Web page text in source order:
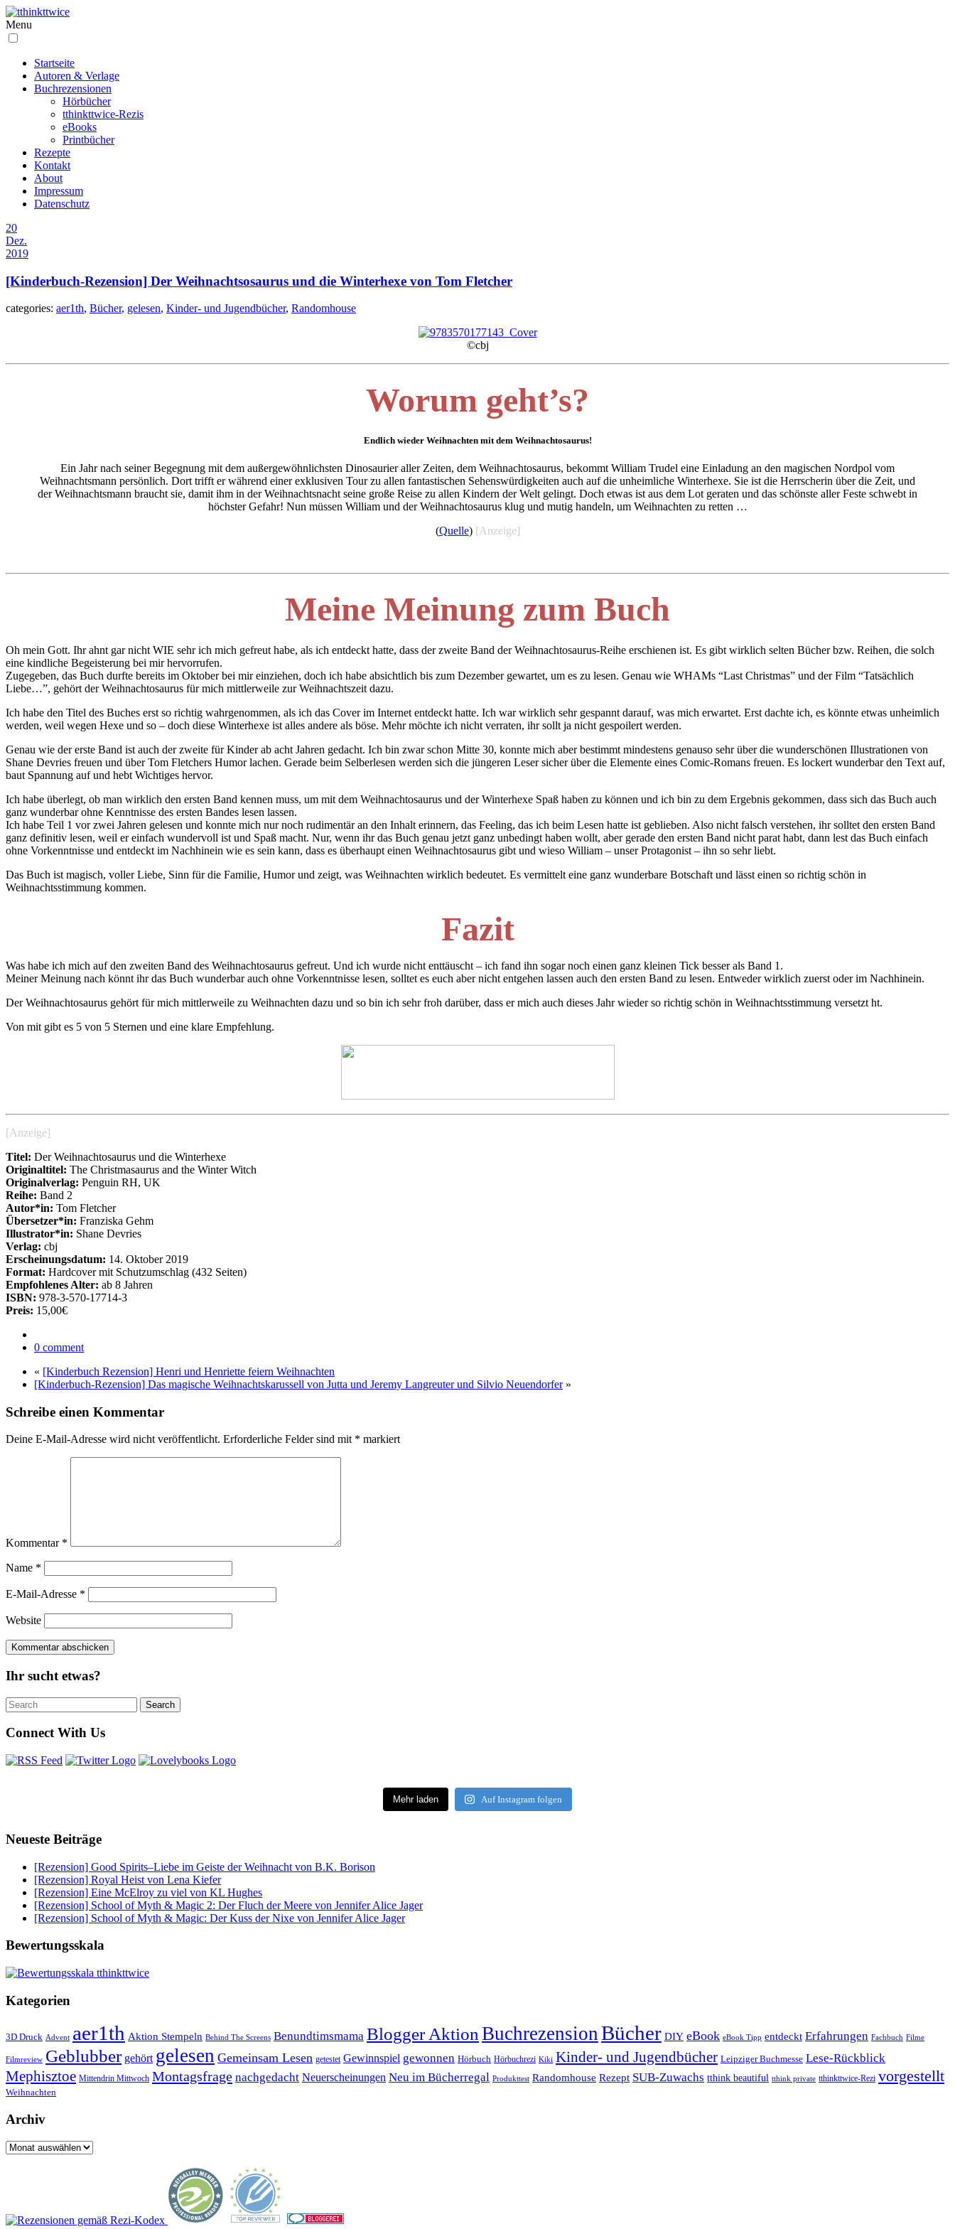
Menu
Startseite
Autoren & Verlage
Buchrezensionen
Hörbücher
tthinkttwice-Rezis
eBooks
Printbücher
Rezepte
Kontakt
About
Impressum
Datenschutz
20
Dez.
2019
[Kinderbuch-Rezension] Der Weihnachtsosaurus und die Winterhexe von Tom Fletcher
categories: aer1th, Bücher, gelesen, Kinder- und Jugendbücher, Randomhouse
©cbj
Worum geht’s?
Endlich wieder Weihnachten mit dem Weihnachtosaurus!
Ein Jahr nach seiner Begegnung mit dem außergewöhnlichsten Dinosaurier aller Zeiten, dem Weihnachtosaurus, bekommt William Trudel eine Einladung an den magischen Nordpol vom
Weihnachtsmann persönlich. Dort trifft er während einer exklusiven Tour zu allen fantastischen Sehenswürdigkeiten auch auf die unheimliche Winterhexe. Sie ist die Herrscherin über die Zeit, und
der Weihnachtsmann braucht sie, damit ihm in der Weihnachtsnacht seine große Reise zu allen Kindern der Welt gelingt. Doch etwas ist aus dem Lot geraten und das schönste aller Feste schwebt in
höchster Gefahr! Nun müssen William und der Weihnachtosaurus klug und mutig handeln, um Weihnachten zu retten …
(Quelle) [Anzeige]
Meine Meinung zum Buch
Oh mein Gott. Ihr ahnt gar nicht WIE sehr ich mich gefreut habe, als ich entdeckt hatte, dass der zweite Band der Weihnachtosaurus-Reihe erschienen ist. Es gibt wirklich selten Bücher bzw. Reihen, die solch
eine kindliche Begeisterung bei mir hervorrufen.
Zugegeben, das Buch durfte bereits im Oktober bei mir einziehen, doch ich habe absichtlich bis zum Dezember gewartet, um es zu lesen. Genau wie WHAMs “Last Christmas” und der Film “Tatsächlich
Liebe…”, gehört der Weihnachtosaurus für mich mittlerweile zur Weihnachtszeit dazu.
Ich habe den Titel des Buches erst so richtig wahrgenommen, als ich das Cover im Internet entdeckt hatte. Ich war wirklich sehr gespannt darauf, was mich erwartet. Erst dachte ich, es könnte etwas unheimlich
werden, weil wegen Hexe und so – doch diese Winterhexe ist alles andere als böse. Mehr möchte ich nicht verraten, ihr sollt ja nicht gespoilert werden.
Genau wie der erste Band ist auch der zweite für Kinder ab acht Jahren gedacht. Ich bin zwar schon Mitte 30, konnte mich aber bestimmt mindestens genauso sehr über die wunderschönen Illustrationen von
Shane Devries freuen und über Tom Fletchers Humor lachen. Gerade beim Selberlesen werden sich die jüngeren Leser sicher über die Elemente eines Comic-Romans freuen. Es lockert wunderbar den Text auf,
baut Spannung auf und hebt Wichtiges hervor.
Ich habe überlegt, ob man wirklich den ersten Band kennen muss, um mit dem Weihnachtosaurus und der Winterhexe Spaß haben zu können und ich bin zu dem Ergebnis gekommen, dass sich das Buch auch
ganz wunderbar ohne Kenntnisse des ersten Bandes lesen lassen.
Ich habe Teil 1 vor zwei Jahren gelesen und konnte mich nur noch rudimentär an den Inhalt erinnern, das Feeling, das ich beim Lesen hatte ist geblieben. Also nicht falsch verstehen, ihr solltet den ersten Band
ganz definitiv lesen, weil er einfach wundervoll ist und Spaß macht. Nur, wenn ihr das Buch genau jetzt ganz unbedingt haben wollt, aber gerade den ersten Band nicht parat habt, dann lest das Buch einfach
ohne Vorkenntnisse und entdeckt im Nachhinein wie es sein kann, dass es überhaupt einen Weihnachtosaurus gibt und wieso William – unser Protagonist – ihn so sehr liebt.
Das Buch ist magisch, voller Liebe, Sinn für die Familie, Humor und zeigt, was Weihnachten wirklich bedeutet. Es vermittelt eine ganz wunderbare Botschaft und lässt einen so richtig schön in
Weihnachtsstimmung kommen.
Fazit
Was habe ich mich auf den zweiten Band des Weihnachtosaurus gefreut. Und ich wurde nicht enttäuscht – ich fand ihn sogar noch einen ganz kleinen Tick besser als Band 1.
Meiner Meinung nach könnt ihr das Buch wunderbar auch ohne Vorkenntnisse lesen, solltet es euch aber nicht entgehen lassen auch den ersten Band zu lesen. Entweder wirklich zuerst oder im Nachhinein.
Der Weihnachtosaurus gehört für mich mittlerweile zu Weihnachten dazu und so bin ich sehr froh darüber, dass er mich auch dieses Jahr wieder so richtig schön in Weihnachtsstimmung versetzt ht.
Von mit gibt es 5 von 5 Sternen und eine klare Empfehlung.
[Anzeige]
Titel: Der Weihnachtosaurus und die Winterhexe
Originaltitel: The Christmasaurus and the Winter Witch
Originalverlag: Penguin RH, UK
Reihe: Band 2
Autor*in: Tom Fletcher
Übersetzer*in: Franziska Gehm
Illustrator*in: Shane Devries
Verlag: cbj
Erscheinungsdatum: 14. Oktober 2019
Format: Hardcover mit Schutzumschlag (432 Seiten)
Empfohlenes Alter: ab 8 Jahren
ISBN: 978-3-570-17714-3
Preis: 15,00€
0 comment
« [Kinderbuch Rezension] Henri und Henriette feiern Weihnachten
[Kinderbuch-Rezension] Das magische Weihnachtskarussell von Jutta und Jeremy Langreuter und Silvio Neuendorfer»
Schreibe einen Kommentar
Deine E-Mail-Adresse wird nicht veröffentlicht. Erforderliche Felder sind mit * markiert
Kommentar *
Name *
E-Mail-Adresse *
Website
Ihr sucht etwas?
Search
for:
Search
Connect With Us
Mehr laden Auf Instagram folgen
Neueste Beiträge
[Rezension] Good Spirits–Liebe im Geiste der Weihnacht von B.K. Borison
[Rezension] Royal Heist von Lena Kiefer
[Rezension] Eine McElroy zu viel von KL Hughes
[Rezension] School of Myth & Magic 2: Der Fluch der Meere von Jennifer Alice Jager
[Rezension] School of Myth & Magic: Der Kuss der Nixe von Jennifer Alice Jager
Bewertungsskala
Kategorien
3D Druck Advent aer1th Aktion Stempeln Behind The Screens Benundtimsmama Blogger AktionBuchrezensionBücher DIY eBook eBook Tipp entdeckt Erfahrungen Fachbuch Filme
Filmreview Geblubber gehört gelesen Gemeinsam Lesen getestet Gewinnspiel gewonnen Hörbuch Hörbuchrezi Kiki Kinder- und Jugendbücher Leipziger Buchmesse Lese-Rückblick
Mephisztoe Mittendrin Mittwoch Montagsfrage nachgedacht Neuerscheinungen Neu im Bücherregal Produkttest Randomhouse Rezept SUB-Zuwachs tthink beautiful tthink private tthinkttwice-Rezi vorgestellt
Weihnachten
Archiv
Archiv